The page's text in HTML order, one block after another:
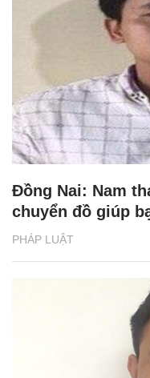
PHÁP LUẬT
Đồng Nai: Nam
chuyển đồ giúp